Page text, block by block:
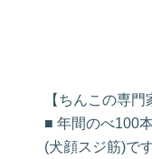
【ちんこの専門
■ 年間のべ100
(犬顔スジ筋)で